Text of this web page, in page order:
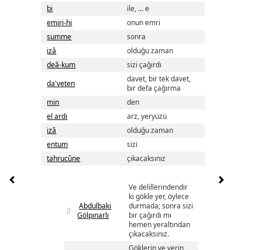
bi
ile, ... e
emiri-hi
onun emri
summe
sonra
izâ
olduğu zaman
deâ-kum
sizi çağırdı
da'veten
davet, bir tek davet,
bir defa çağırma
min
den
el ardı
arz, yeryüzü
izâ
olduğu zaman
entum
sizi
tahrucûne
çıkacaksınız
Abdulbaki
Gölpınarlı
Ve delillerindendir
ki gökle yer, öylece
durmada; sonra sizi
bir çağırdı mı
hemen yeraltından
çıkacaksınız.